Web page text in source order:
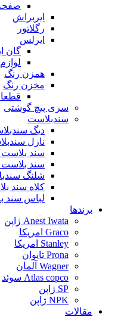
صفحه
ایربراش
رگلاتور
ایرلس
گان
همزن رنگ
مخزن رنگ
سری پیچ گوشتی
سندبلاست
دیگ
نازل
سند بلاست
سند بلاست
شلنگ
کلاه سند
لباس سند
برندها
Anest Iwata ژاپن
Graco امریکا
Stanley امریکا
Prona تایوان
Wagner آلمان
Atlas copco سوئد
SP ژاپن
NPK ژاپن
مقالات